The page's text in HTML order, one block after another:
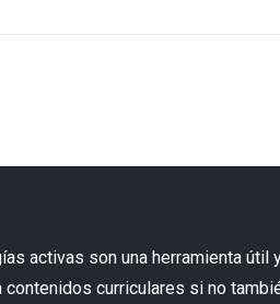
activas son una herramienta útil
contenidos curriculares si no